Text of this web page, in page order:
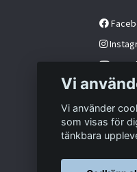
Vi
Vi använder
som visas för
tänkbara